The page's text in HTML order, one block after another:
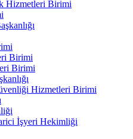
Hizmetleri Birimi
Birimi
Birimi
Hizmetleri Birimi
İşyeri Hekimliği